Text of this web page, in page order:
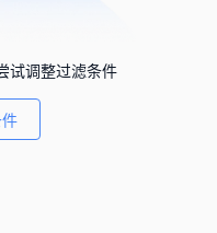
试调整过滤条件